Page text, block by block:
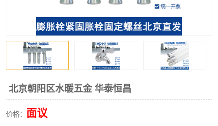
北京朝阳区水暖五金 华泰恒昌
价格： 面议